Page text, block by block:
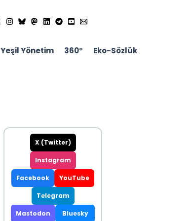
Yeşil Yönetim 360° Eko-Sözlük
X (Twitter)
Instagram
Facebook YouTube
Telegram
Mastodon Bluesky